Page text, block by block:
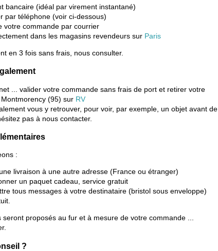
bancaire (idéal par virement instantané)
par téléphone (voir ci-dessous)
votre commande par courrier
dans les magasins revendeurs sur Paris
en 3 fois sans frais, nous consulter.
... valider votre commande sans frais de port et retirer votre
(95) sur RV
vous y retrouver, pour voir, par exemple, un objet avant de
pas à nous contacter.
:
livraison à une autre adresse (France ou étranger)
un paquet cadeau, service gratuit
tous messages à votre destinataire (bristol sous enveloppe)
seront proposés au fur et à mesure de votre commande ...
?